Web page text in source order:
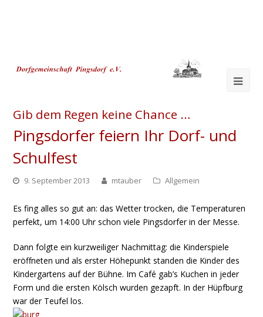
Gib dem Regen keine Chance …
Pingsdorfer feiern Ihr Dorf- und
Schulfest
9. September 2013 mtauber Allgemein
Es fing alles so gut an: das Wetter trocken, die Temperaturen
perfekt, um 14:00 Uhr schon viele Pingsdorfer in der Messe.
Dann folgte ein kurzweiliger Nachmittag: die Kinderspiele
eröffneten und als erster Höhepunkt standen die Kinder des
Kindergartens auf der Bühne. Im Café gab’s Kuchen in jeder
Form und die ersten Kölsch wurden gezapft. In der Hüpfburg
war der Teufel los.